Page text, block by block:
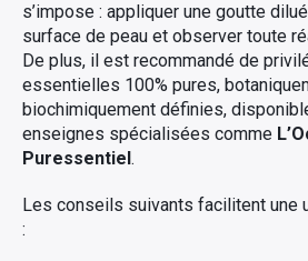
s’impose : appliquer une goutte
surface de peau et observer toute
De plus, il est recommandé de
essentielles 100% pures,
biochimiquement définies,
enseignes spécialisées comme
Puressentiel .
Les conseils suivants facilitent une
: